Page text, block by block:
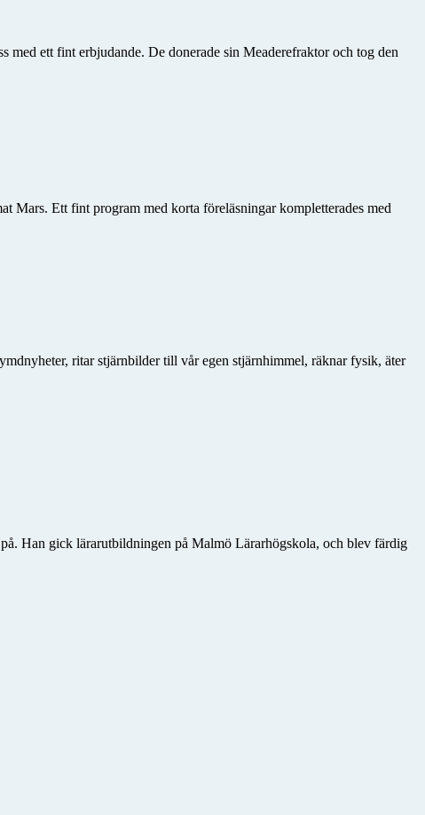
ett fint erbjudande. De donerade sin Meaderefraktor och tog den
Mars. Ett fint program med korta föreläsningar kompletterades med
ritar stjärnbilder till vår egen stjärnhimmel, räknar fysik, äter
Han gick lärarutbildningen på Malmö Lärarhögskola, och blev färdig